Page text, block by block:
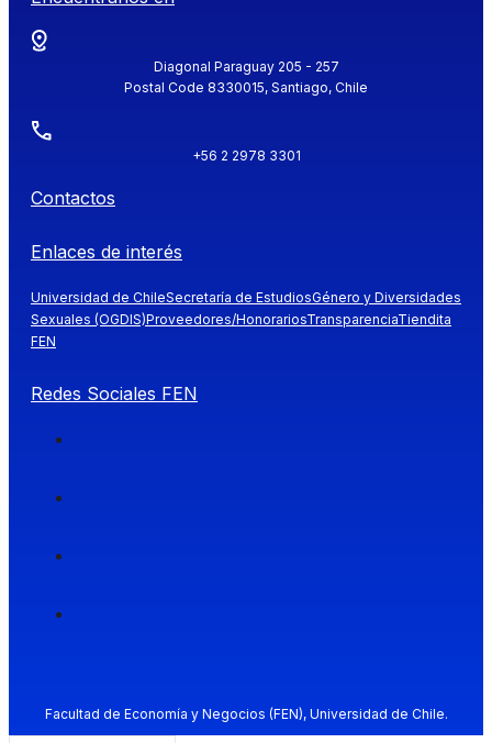
Diagonal Paraguay 205 - 257
Postal Code 8330015, Santiago, Chile
+56 2 2978 3301
Contactos
Enlaces de interés
Universidad de ChileSecretaría de EstudiosGénero y Diversidades
Sexuales (OGDIS)Proveedores/HonorariosTransparenciaTiendita
FEN
Redes Sociales FEN
Facultad de Economía y Negocios (FEN), Universidad de Chile.